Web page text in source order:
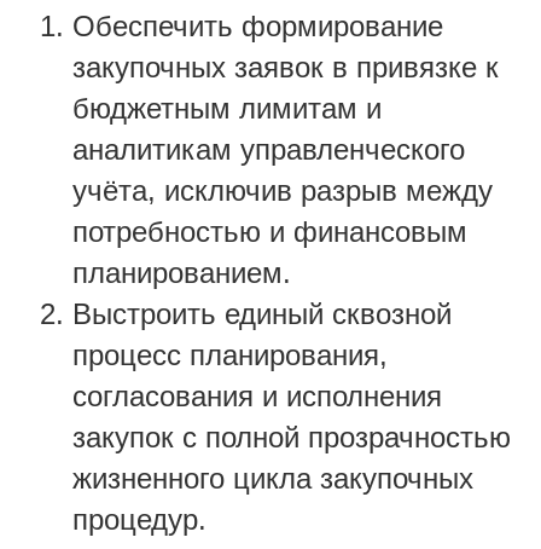
Обеспечить формирование
закупочных заявок в привязке к
бюджетным лимитам и
аналитикам управленческого
учёта, исключив разрыв между
потребностью и финансовым
планированием.
Выстроить единый сквозной
процесс планирования,
согласования и исполнения
закупок с полной прозрачностью
жизненного цикла закупочных
процедур.